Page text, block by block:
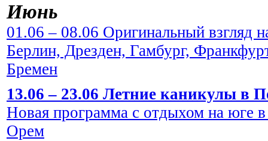
Июнь
01.06 – 08.06 Оригинальный взгляд
Берлин, Дрезден, Гамбург,
Бремен
13.06 – 23.06 Летние каникулы в
Новая программа с отдыхом на юге
Орем